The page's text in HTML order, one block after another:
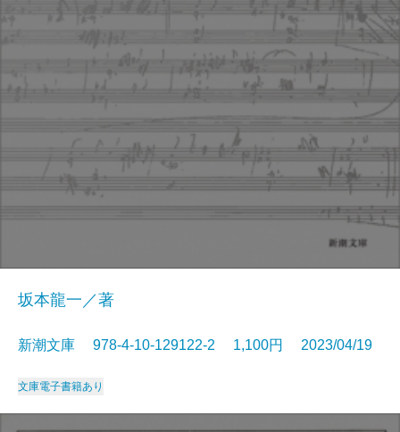
坂本龍一／著
新潮文庫 978-4-10-129122-2 1,100円 2023/04/19
文庫電子書籍あり